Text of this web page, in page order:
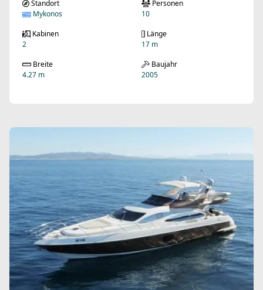
Standort
Mykonos
Personen
10
Kabinen
2
Länge
17 m
Breite
4.27 m
Baujahr
2005